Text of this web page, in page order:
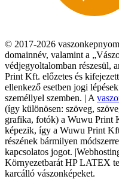
© 2017-2026
domainnév, valamint a
védjegyoltalomban részesül,
Print Kft. előzetes és
ellenkező esetben jogi
személlyel szemben. | A
(így különösen: szöveg,
grafika, fotók) a Wuwu Print
képezik, így a Wuwu Print
részének bármilyen
kapcsolatos jogot.
Környezetbarát HP LATEX
karcálló vászonképeket.